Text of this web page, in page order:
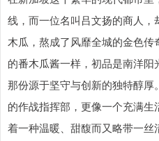
线，而一位名叫吕文扬的商人
木瓜，熬成了风靡全城的金色
的番木瓜酱一样，初品是南洋
那份源于坚守与创新的独特醇
的作战指挥部，更像一个充满
着一种温暖、甜馥而又略带一